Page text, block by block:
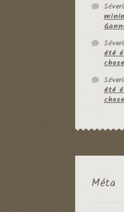
été
été
Méta